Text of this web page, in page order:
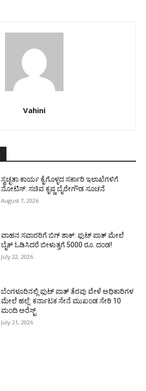
Vahini
ಸ್ವಚ್ಛತಾ ಕಾರ್ಯ ಕೈಗೊಳ್ಳದ ಸರ್ಕಾರಿ ಇಲಾಖೆಗಳಿಗೆ
ನೋಟಿಸ್: ಸಚಿವ ಕೃಷ್ಣ ಬೈರೇಗೌಡ ಸೂಚನೆ
August 7, 2026
ವಾಹನ ಸವಾರರಿಗೆ ಬಿಗ್ ಶಾಕ್: ಫುಟ್ ಪಾತ್ ಮೇಲೆ
ಬೈಕ್ ಓಡಿಸಿದರೆ ಬೀಳುತ್ತಗೆ 5000 ರೂ. ದಂಡ!
July 22, 2026
ಬೆಂಗಳೂರಿನಲ್ಲಿ ಫುಟ್ ಪಾತ್ ತೆರವು ವೇಳೆ ಅಧಿಕಾರಿಗಳ
ಮೇಲೆ ಹಲ್ಲೆ: ಕರ್ನಾಟಕ ಸೇನೆ ಮುಖಂಡ ಸೇರಿ 10
ಮಂದಿ ಅರೆಸ್ಟ್
July 21, 2026